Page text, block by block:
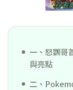
一、怒鸚哥
與亮點
二、